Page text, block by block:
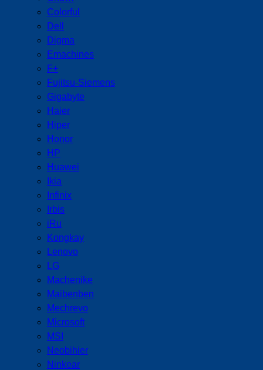
Colorful
Dell
Digma
Emachines
F+
Fujitsu-Siemens
Gigabyte
Haier
Hiper
Honor
HP
Huawei
Ikia
Infinix
Irbis
iRu
Kongkay
Lenovo
LG
Machenike
Maibenben
Mechrevo
Microsoft
MSI
Neobihier
Ninkear